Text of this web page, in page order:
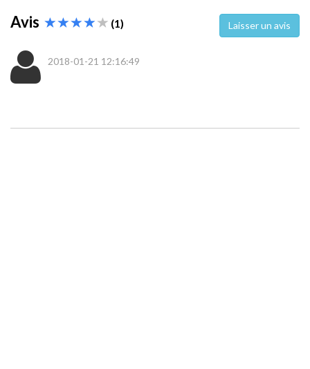
Avis (1) Laisser un avis
2018-01-21 12:16:49